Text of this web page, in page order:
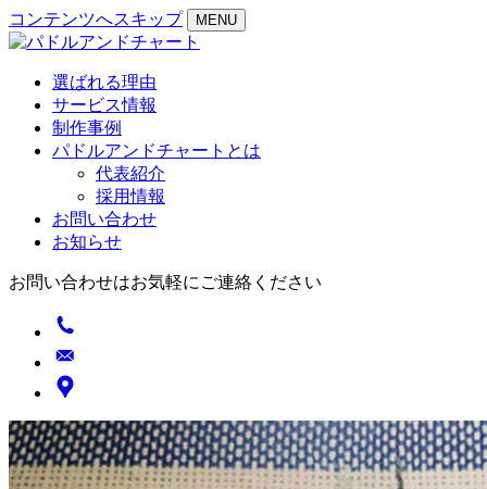
コンテンツへスキップ MENU
選ばれる理由
サービス情報
制作事例
パドルアンドチャートとは
代表紹介
採用情報
お問い合わせ
お知らせ
お問い合わせはお気軽にご連絡ください